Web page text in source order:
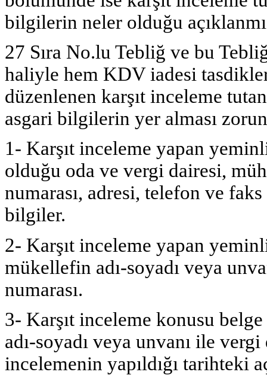
bilgilerin neler olduğu
27 Sıra No.lu Tebliğ ve bu
haliyle hem KDV iadesi
düzenlenen karşıt inceleme
asgari bilgilerin yer alması
1- Karşıt inceleme yapan
olduğu oda ve vergi dairesi,
numarası, adresi, telefon ve
bilgiler.
2- Karşıt inceleme yapan
mükellefin adı-soyadı veya
numarası.
3- Karşıt inceleme konusu
adı-soyadı veya unvanı ile
incelemenin yapıldığı tarihteki